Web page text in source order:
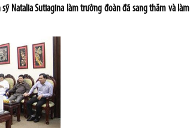
Natalia Sutiagina làm trưởng đoàn đã sang thăm và làm